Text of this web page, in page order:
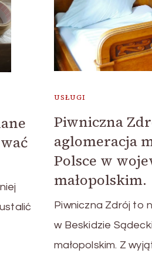
USŁUGI
Piwniczna
aglomeracja
Polsce w
małopolskim.
Piwniczna Zdrój to
w Beskidzie
małopolskim. Z